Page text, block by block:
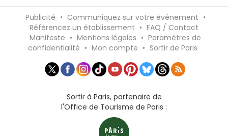
Publicité • Communiquez sur votre événement •
Référencez un établissement • FAQ / Contact
Manifeste • Mentions légales • Paramètres de
confidentialité • Mon compte • Sortir de Paris
Sortir à Paris, partenaire de
l'Office de Tourisme de Paris :